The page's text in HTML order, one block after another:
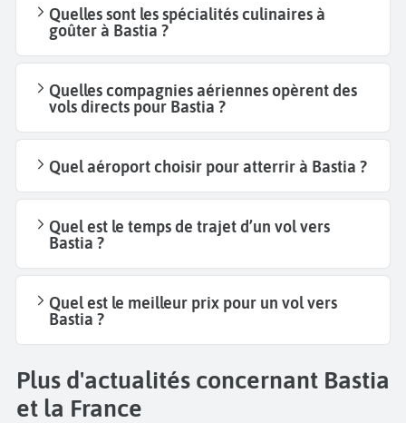
Quelles sont les spécialités culinaires à
goûter à Bastia ?
Quelles compagnies aériennes opèrent des
vols directs pour Bastia ?
Quel aéroport choisir pour atterrir à Bastia ?
Quel est le temps de trajet d’un vol vers
Bastia ?
Quel est le meilleur prix pour un vol vers
Bastia ?
Plus d'actualités concernant Bastia
et la France